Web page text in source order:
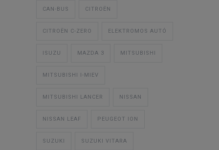
CAN-BUS CITROËN
CITROËN C-ZERO ELEKTROMOS AUTÓ
ISUZU MAZDA 3 MITSUBISHI
MITSUBISHI I-MIEV
MITSUBISHI LANCER NISSAN
NISSAN LEAF PEUGEOT ION
SUZUKI SUZUKI VITARA